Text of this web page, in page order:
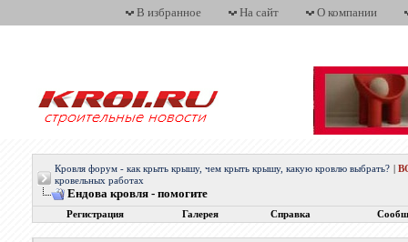
В избранное На сайт О компании
Кровля форум - как крыть крышу, чем крыть крышу, какую кровлю выбрать?
кровельных работах
Ендова кровля - помогите
Регистрация Галерея Справка